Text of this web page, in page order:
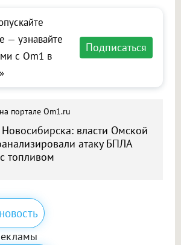
— узнавайте
с Om1 в
Подписаться
портале Om1.ru
власти Омской
атаку БПЛА
топливом